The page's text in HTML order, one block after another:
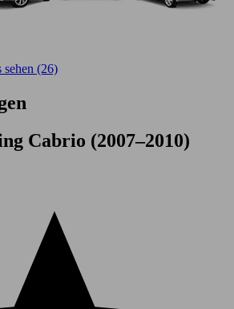
sehen (26)
Cabrio (2007–2010)